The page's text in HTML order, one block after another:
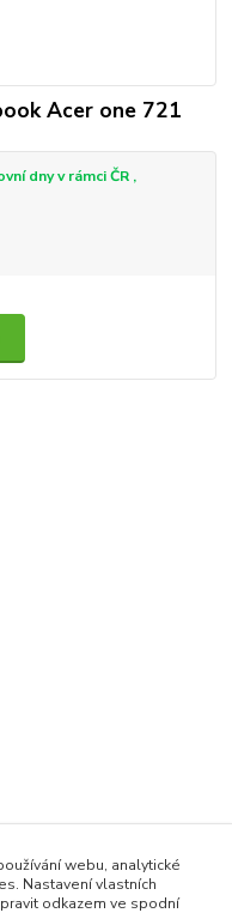
Acer one 721
dny v rámci ČR ,
webu, analytické
Nastavení vlastních
odkazem ve spodní